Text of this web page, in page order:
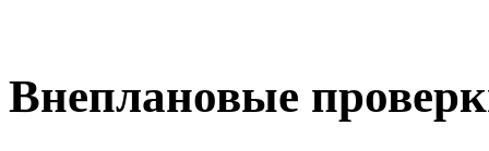
Внеплановые